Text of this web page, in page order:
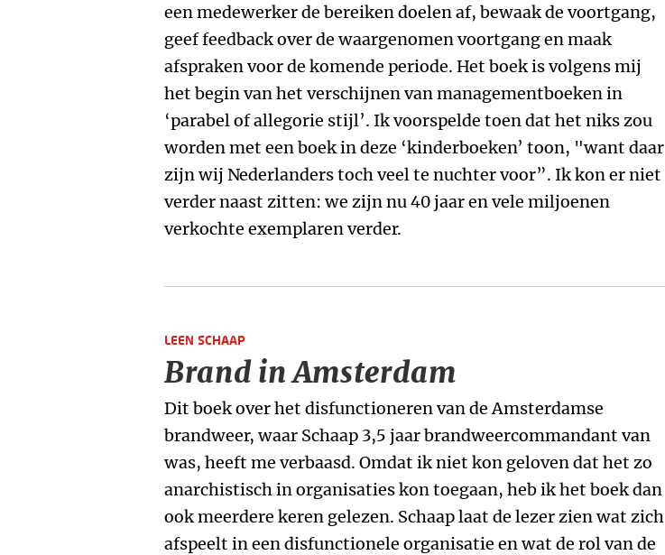
een medewerker de bereiken doelen af, bewaak de voortgang,
geef feedback over de waargenomen voortgang en maak
afspraken voor de komende periode. Het boek is volgens mij
het begin van het verschijnen van managementboeken in
‘parabel of allegorie stijl’. Ik voorspelde toen dat het niks zou
worden met een boek in deze ‘kinderboeken’ toon, "want daar
zijn wij Nederlanders toch veel te nuchter voor”. Ik kon er niet
verder naast zitten: we zijn nu 40 jaar en vele miljoenen
verkochte exemplaren verder.
LEEN SCHAAP
Brand in Amsterdam
Dit boek over het disfunctioneren van de Amsterdamse
brandweer, waar Schaap 3,5 jaar brandweercommandant van
was, heeft me verbaasd. Omdat ik niet kon geloven dat het zo
anarchistisch in organisaties kon toegaan, heb ik het boek dan
ook meerdere keren gelezen. Schaap laat de lezer zien wat zich
afspeelt in een disfunctionele organisatie en wat de rol van de